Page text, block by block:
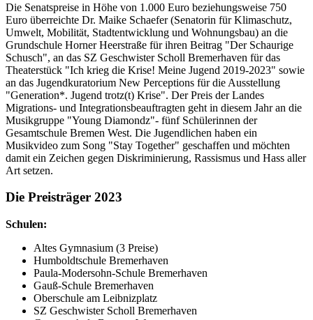
Die Senatspreise in Höhe von 1.000 Euro beziehungsweise 750
Euro überreichte Dr. Maike Schaefer (Senatorin für Klimaschutz,
Umwelt, Mobilität, Stadtentwicklung und Wohnungsbau) an die
Grundschule Horner Heerstraße für ihren Beitrag "Der Schaurige
Schusch", an das SZ Geschwister Scholl Bremerhaven für das
Theaterstück "Ich krieg die Krise! Meine Jugend 2019-2023" sowie
an das Jugendkuratorium New Perceptions für die Ausstellung
"Generation*. Jugend trotz(t) Krise". Der Preis der Landes
Migrations- und Integrationsbeauftragten geht in diesem Jahr an die
Musikgruppe "Young Diamondz"- fünf Schülerinnen der
Gesamtschule Bremen West. Die Jugendlichen haben ein
Musikvideo zum Song "Stay Together" geschaffen und möchten
damit ein Zeichen gegen Diskriminierung, Rassismus und Hass aller
Art setzen.
Die Preisträger 2023
Schulen:
Altes Gymnasium (3 Preise)
Humboldtschule Bremerhaven
Paula-Modersohn-Schule Bremerhaven
Gauß-Schule Bremerhaven
Oberschule am Leibnizplatz
SZ Geschwister Scholl Bremerhaven